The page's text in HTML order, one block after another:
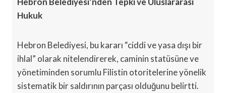
Hukuk
Hebron Belediyesi, bu kararı “ciddi ve yasa dışı bir
ihlal” olarak nitelendirerek, caminin statüsüne ve
yönetiminden sorumlu Filistin otoritelerine yönelik
sistematik bir saldırının parçası olduğunu belirtti.